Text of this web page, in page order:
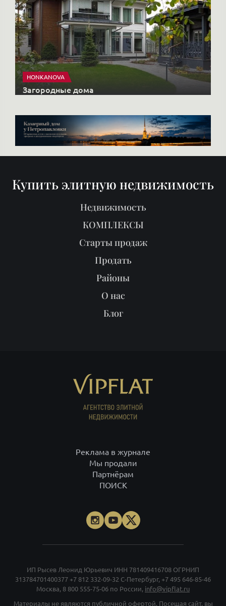
HONKANOVA
Загородные дома
Купить элитную недвижимость
Недвижимость
КОМПЛЕКСЫ
Старты продаж
Продать
Районы
О нас
Блог
Реклама в журнале
Мы продали
Партнёрам
ПОИСК
ИП Рысев Леонид Юрьевич ИНН 781409416708 ОГРНИП
313784701400377 +7 812 332-09-32 С-Петербург, +7 495 646-85-46
Москва, 8 800 555-75-06 по России, info@vipflat.ru
Материалы не являются публичной офертой. Посещая сайт, вы